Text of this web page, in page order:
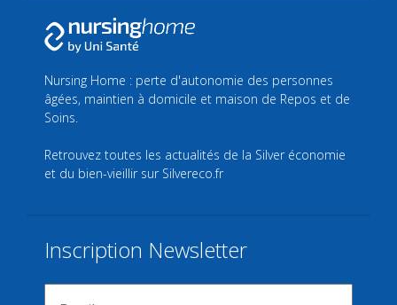
Nursing Home : perte d'autonomie des personnes
âgées, maintien à domicile et maison de Repos et de
Soins.
Retrouvez toutes les actualités de la Silver économie
et du bien-vieillir sur Silvereco.fr
Inscription Newsletter